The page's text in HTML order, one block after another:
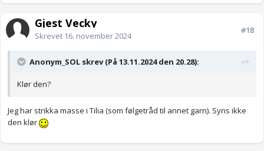
Gjest Vecky
Skrevet 16. november 2024
#18
Anonym_SOL skrev (På 13.11.2024 den 20.28):
Klør den?
Jeg har strikka masse i Tilia (som følgetråd til annet garn). Syns ikke
den klør